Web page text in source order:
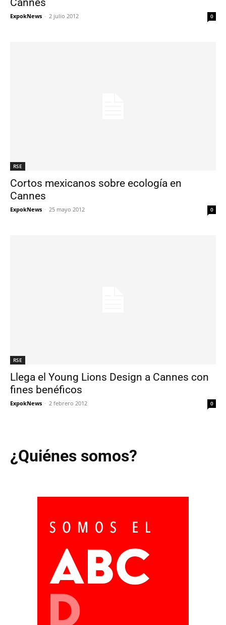
ExpokNews - 2 julio 2012 0
RSE
Cortos mexicanos sobre ecología en
Cannes
ExpokNews - 25 mayo 2012 0
RSE
Llega el Young Lions Design a Cannes con
fines benéficos
ExpokNews - 2 febrero 2012 0
¿Quiénes somos?